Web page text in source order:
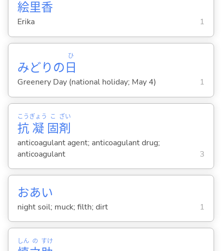
絵里香
Erika 1
みどりの日
ひ
Greenery Day (national holiday; May 4) 1
抗
こう
凝
ぎょう
固
こ
剤
ざい
anticoagulant agent; anticoagulant drug;
anticoagulant
3
おあい
night soil; muck; filth; dirt 1
しん の すけ